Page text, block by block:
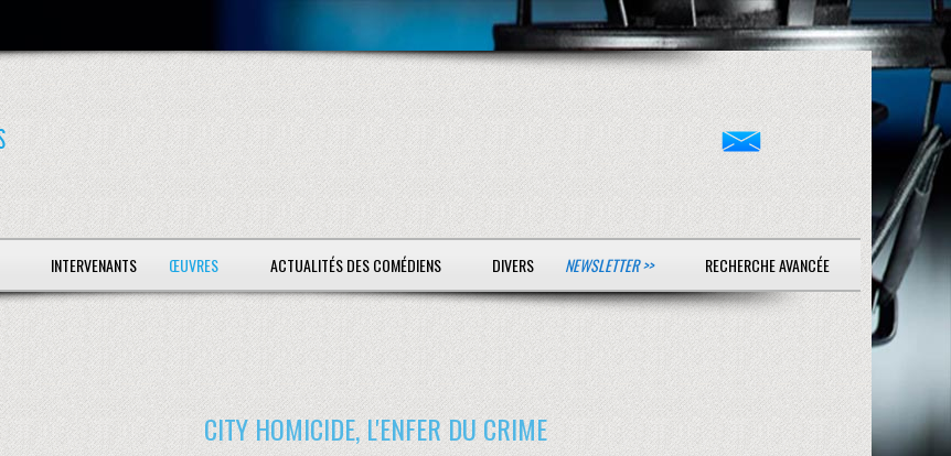
INTERVENANTS ŒUVRES ACTUALITÉS DES COMÉDIENS DIVERS NEWSLETTER >> RECHERCHE AVANCÉE
CITY HOMICIDE, L'ENFER DU CRIME